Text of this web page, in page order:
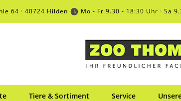
64 · 40724 Hilden Mo - Fr 9.30 - 18:30 Uhr · Sa
Tiere & Sortiment Service